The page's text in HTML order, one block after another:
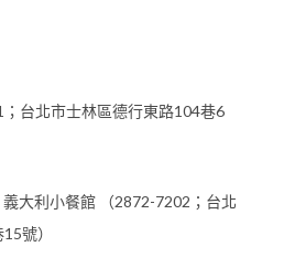
台北市士林區德行東路104巷6
大利小餐館 （2872-7202；台北
號）